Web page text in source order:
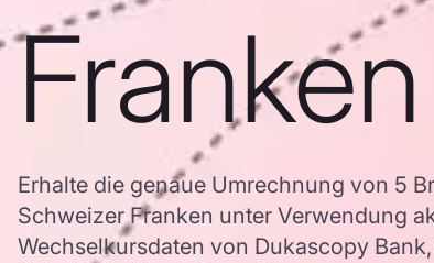
Franken
Erhalte die genaue Umrechnung von 5
Schweizer Franken unter Verwendung
Wechselkursdaten von Dukascopy